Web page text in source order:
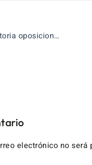
2 Errores convocatoria oposiciones docentes Madrid 2025
electrónico no será